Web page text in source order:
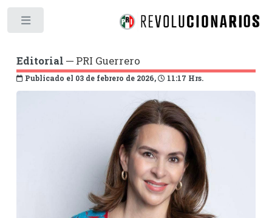
Editorial ─ PRI Guerrero
Publicado el 03 de febrero de 2026, 11:17 Hrs.